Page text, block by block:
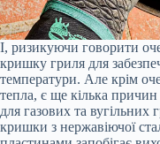
І, ризикуючи говорити
кришку гриля для
температури. Але крім
тепла, є ще кілька причин
для газових та вугільних
кришки з нержавіючої